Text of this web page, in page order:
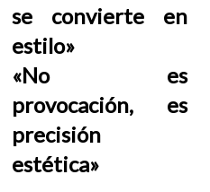
se convierte en
estilo»
«No es
provocación, es
precisión
estética»